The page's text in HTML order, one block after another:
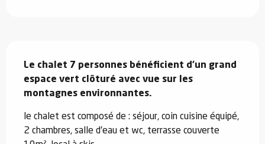
Le chalet 7 personnes bénéficient d'un grand
espace vert clôturé avec vue sur les
montagnes environnantes.
le chalet est composé de : séjour, coin cuisine équipé,
2 chambres, salle d'eau et wc, terrasse couverte